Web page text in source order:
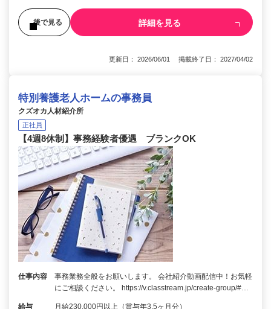
後で見る 詳細を見る
更新日： 2026/06/01 掲載終了日： 2027/04/02
特別養護老人ホームの事務員
クズオカ人材紹介所
正社員
【4週8休制】事務経験者優遇 ブランクOK
仕事内容
事務業務全般をお願いします。 会社紹介動画配信中！お気軽
にご相談ください。 https://v.classtream.jp/create-group/#…
給与 月給230,000円以上（賞与年3.5ヶ月分）